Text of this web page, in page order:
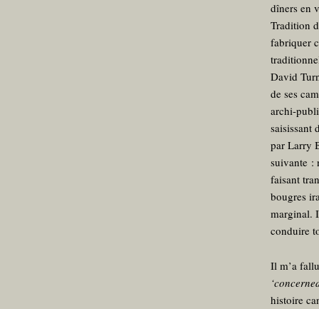
dîners en
Tradition
fabriquer
David
de ses
archi-
saisissant
par Larry
suivante :
faisant
bougres
marginal.
conduire
Il m’a
histoire